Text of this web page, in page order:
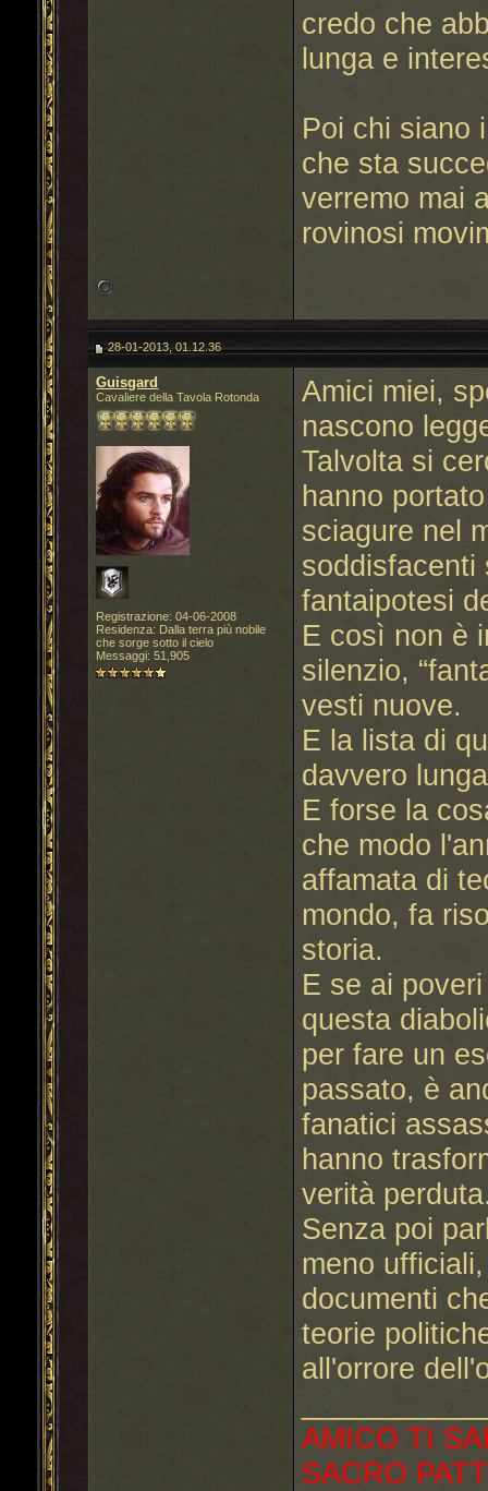
credo che
lunga e
Poi chi siano
che sta
verremo mai
rovinosi
28-01-2013, 01.12.36
Guisgard
Cavaliere della Tavola Rotonda
Registrazione: 04-06-2008
Residenza: Dalla terra più nobile
che sorge sotto il cielo
Messaggi: 51,905
Amici miei,
nascono
Talvolta si
hanno
sciagure nel
soddisfacenti
fantaipotesi
E così non è
silenzio,
vesti nuove.
E la lista di
davvero
E forse la
che modo
affamata di
mondo, fa
storia.
E se ai
questa
per fare un
passato, è
fanatici
hanno
verità
Senza poi
meno
documenti
teorie
all'orrore
AMICO TI
SACRO